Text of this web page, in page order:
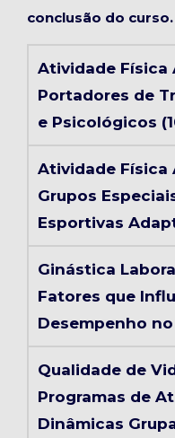
conclusão do curso.
Atividade Física
Portadores de
e Psicológicos
Atividade Física
Grupos
Esportivas
Ginástica
Fatores que
Desempenho
Qualidade de
Programas de
Dinâmicas